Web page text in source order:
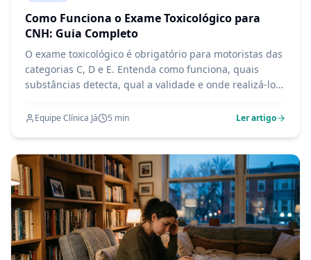
Como Funciona o Exame Toxicológico para
CNH: Guia Completo
O exame toxicológico é obrigatório para motoristas das
categorias C, D e E. Entenda como funciona, quais
substâncias detecta, qual a validade e onde realizá-lo
Equipe Clínica Já 5 min Ler artigo